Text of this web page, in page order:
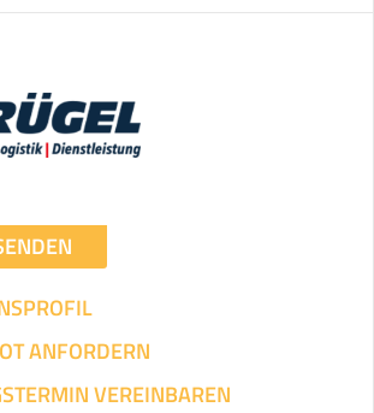
Zeit pro Mitarbeiter
Stunden
ANFORDERN
VEREINBAREN